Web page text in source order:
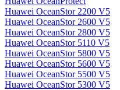
Huawei OceanStor 2200 V5
Huawei OceanStor 2600 V5
Huawei OceanStor 2800 V5
Huawei OceanStor 5110 V5
Huawei OceanStor 5800 V5
Huawei OceanStor 5600 V5
Huawei OceanStor 5500 V5
Huawei OceanStor 5300 V5